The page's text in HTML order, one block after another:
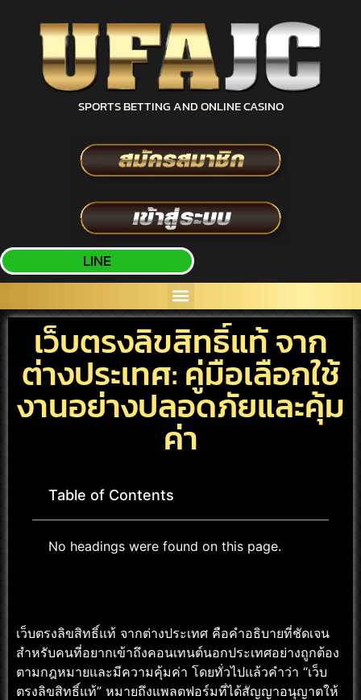
SPORTS BETTING AND ONLINE CASINO
LINE
เว็บตรงลิขสิทธิ์แท้ จาก
ต่างประเทศ: คู่มือเลือกใช้
งานอย่างปลอดภัยและคุ้ม
ค่า
Table of Contents
No headings were found on this page.
เว็บตรงลิขสิทธิ์แท้ จากต่างประเทศ คือคำอธิบายที่ชัดเจน
สำหรับคนที่อยากเข้าถึงคอนเทนต์นอกประเทศอย่างถูกต้อง
ตามกฎหมายและมีความคุ้มค่า โดยทั่วไปแล้วคำว่า “เว็บ
ตรงลิขสิทธิ์แท้” หมายถึงแพลตฟอร์มที่ได้สัญญาอนุญาตให้